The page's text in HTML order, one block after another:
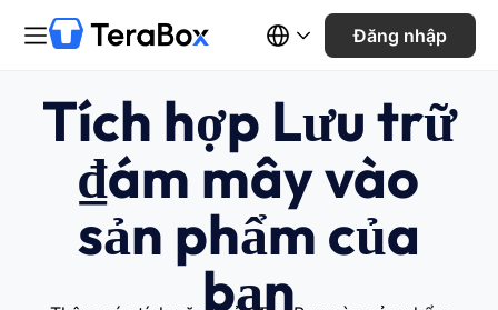
Đăng nhập
Tích hợp Lưu trữ
₫ám mây vào
sản phẩm của
bạn